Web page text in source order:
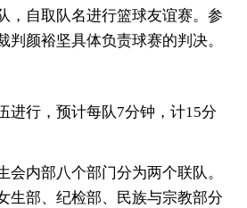
，自取队名进行篮球友谊赛。参
判颜裕坚具体负责球赛的判决。
行，预计每队7分钟，计15分
内部八个部门分为两个联队。
生部、纪检部、民族与宗教部分